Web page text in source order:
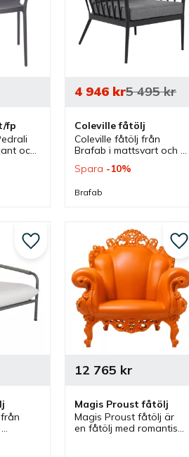
fp
och
Coleville fåtölj
Coleville fåtölj från
Brafab i mattsvart och
har klassisk design. En
och komfort vid olika
4 946 kr5 495kr
Spara 10%
Brafab
Lägg till i favoriter
Magis Proust fåtölj
Magis Proust fåtölj är
en fåtölj med romantisk
12 765 kr